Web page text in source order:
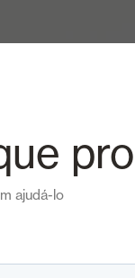
ajudá-lo